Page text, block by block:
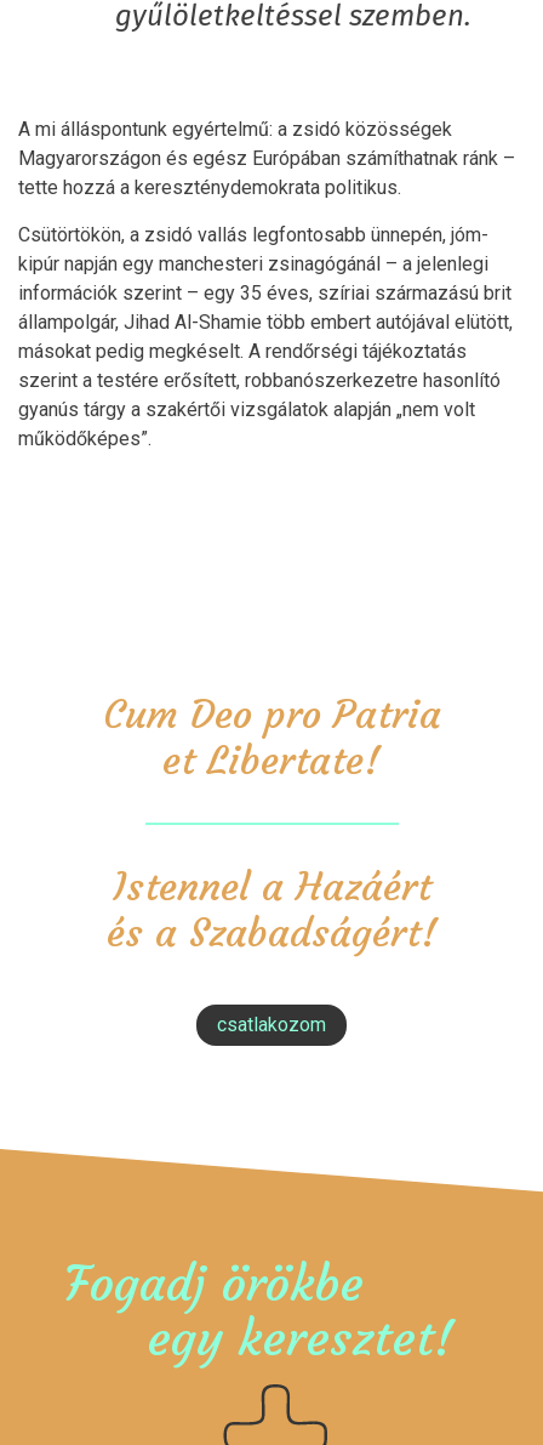
gyűlöletkeltéssel szemben.
A mi álláspontunk egyértelmű: a zsidó közösségek
Magyarországon és egész Európában számíthatnak ránk –
tette hozzá a kereszténydemokrata politikus.
Csütörtökön, a zsidó vallás legfontosabb ünnepén, jóm-
kipúr napján egy manchesteri zsinagógánál – a jelenlegi
információk szerint – egy 35 éves, szíriai származású brit
állampolgár, Jihad Al-Shamie több embert autójával elütött,
másokat pedig megkéselt. A rendőrségi tájékoztatás
szerint a testére erősített, robbanószerkezetre hasonlító
gyanús tárgy a szakértői vizsgálatok alapján „nem volt
működőképes”.
Cum Deo pro Patria
et Libertate!
Istennel a Hazáért
és a Szabadságért!
csatlakozom
Fogadj örökbe
egy keresztet!